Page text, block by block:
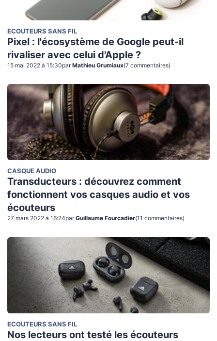
ECOUTEURS SANS FIL
Pixel : l'écosystème de Google peut-il
rivaliser avec celui d'Apple ?
15 mai 2022 à 15:30par Mathieu Grumiaux(7 commentaires)
CASQUE AUDIO
Transducteurs : découvrez comment
fonctionnent vos casques audio et vos
écouteurs
27 mars 2022 à 16:24par Guillaume Fourcadier(11 commentaires)
ECOUTEURS SANS FIL
Nos lecteurs ont testé les écouteurs